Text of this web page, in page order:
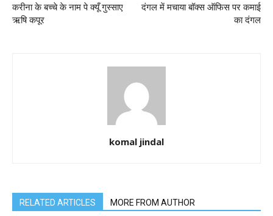
करीना के बच्चे के नाम पे क्यूँ गुस्साए
ऋषि कपूर
दंगल में मचाया बॉक्स ऑफिस पर कमाई
का दंगल
komal jindal
RELATED ARTICLES MORE FROM AUTHOR